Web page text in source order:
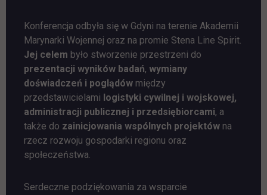
Konferencja odbyła się w Gdyni na terenie Akademii
Marynarki Wojennej oraz na promie Stena Line Spirit.
Jej celem było stworzenie przestrzeni do
prezentacji wyników badań, wymiany
doświadczeń i poglądów między
przedstawicielami logistyki cywilnej i wojskowej,
administracji publicznej i przedsiębiorcami, a
także do zainicjowania wspólnych projektów na
rzecz rozwoju gospodarki regionu oraz
społeczeństwa.
Serdeczne podziękowania za wsparcie